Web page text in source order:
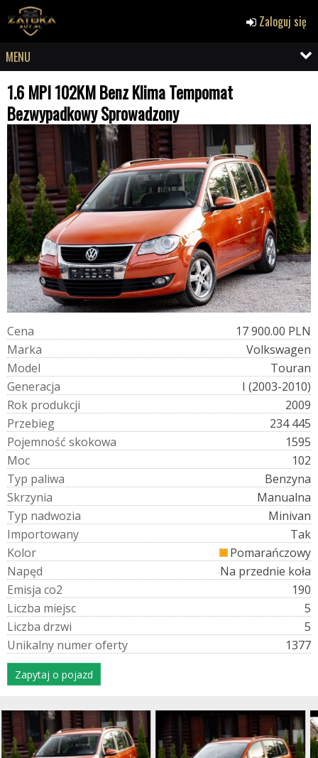
Zaloguj się
MENU
1.6 MPI 102KM Benz Klima Tempomat
Bezwypadkowy Sprowadzony
Cena
17 900.00 PLN
Marka
Volkswagen
Model
Touran
Generacja
I (2003-2010)
Rok produkcji
2009
Przebieg
234 445
Pojemność skokowa
1595
Moc
102
Typ paliwa
Benzyna
Skrzynia
Manualna
Typ nadwozia
Minivan
Importowany
Tak
Kolor
Pomarańczowy
Napęd
Na przednie koła
Emisja co2
190
Liczba miejsc
5
Liczba drzwi
5
Unikalny numeroferty 1377
Zapytaj o pojazd